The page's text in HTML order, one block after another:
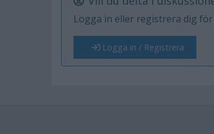
Logga in eller registrera dig
Logga in / Registrera